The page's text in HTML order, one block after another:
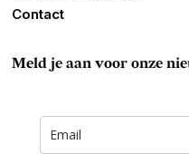
Contact
Meld je aan voor onze